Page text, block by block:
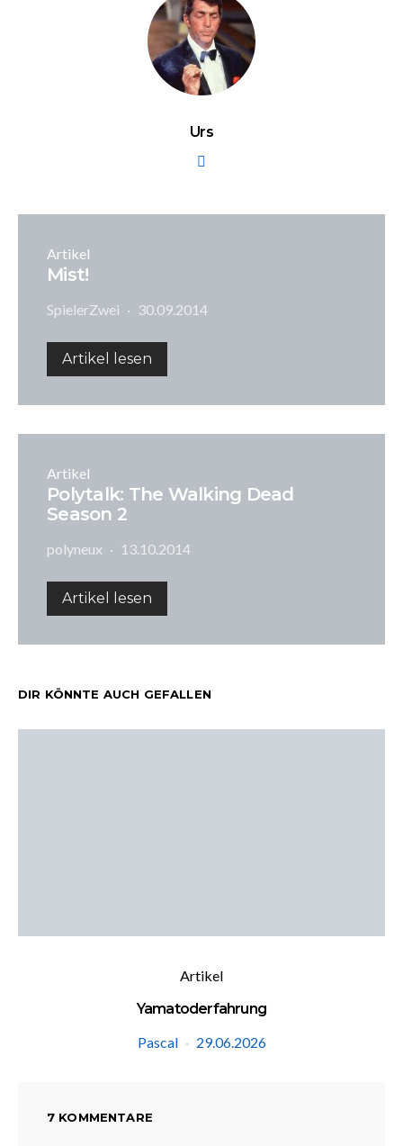
Urs
Artikel
Mist!
SpielerZwei 30.09.2014
Artikel lesen
Artikel
Polytalk: The Walking Dead
Season 2
polyneux 13.10.2014
Artikel lesen
DIR KÖNNTE AUCH GEFALLEN
Artikel
Yamatoderfahrung
Pascal
29.06.2026
7 KOMMENTARE